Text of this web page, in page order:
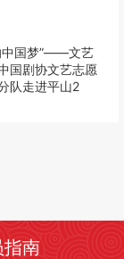
中国梦”——文艺
国剧协文艺志愿
队走进平山2
指南